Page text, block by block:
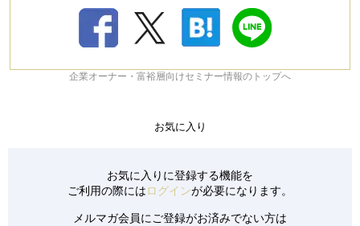
企業オーナー・富裕層向けセミナー情報のトップへ
お気に入り
お気に入りに登録する機能を
ご利用の際にはログインが必要になります。
メルマガ会員にご登録がお済みでない方は